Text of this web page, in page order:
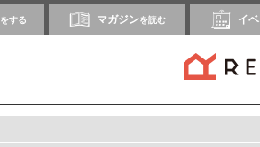
をする マガジンを読む イ